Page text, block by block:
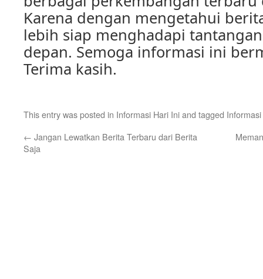
Karena dengan mengetahui
lebih siap menghadapi
depan. Semoga informasi ini
Terima kasih.
This entry was posted in Informasi Hari Iniand tagged
← Jangan Lewatkan Berita Terbaru dari Berita
Saja